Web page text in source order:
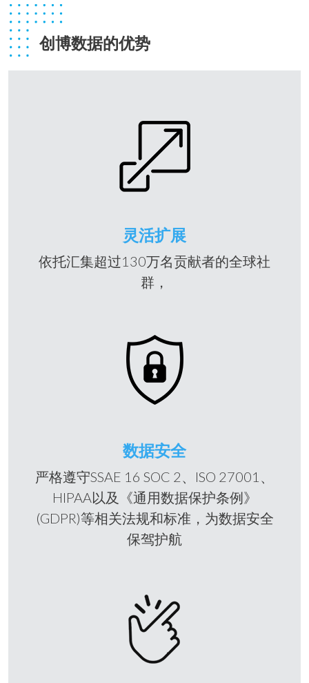
创博数据的优势
灵活扩展
依托汇集超过130万名贡献者的全球社
群，
数据安全
严格遵守SSAE 16 SOC 2、ISO 27001、
HIPAA以及《通用数据保护条例》
(GDPR)等相关法规和标准，为数据安全
保驾护航